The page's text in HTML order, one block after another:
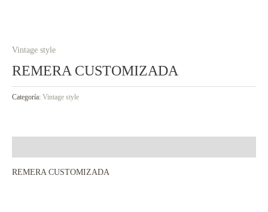
Vintage style
REMERA CUSTOMIZADA
Categoría: Vintage style
REMERA CUSTOMIZADA